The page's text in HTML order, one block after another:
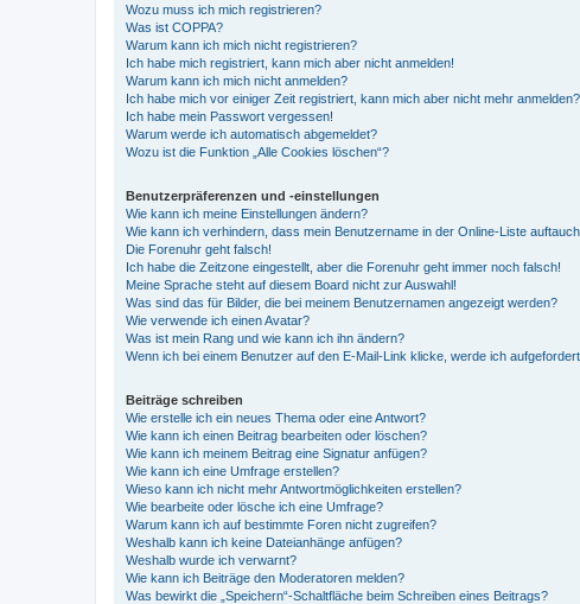
Wozu muss ich mich registrieren?
Was ist COPPA?
Warum kann ich mich nicht registrieren?
Ich habe mich registriert, kann mich aber nicht anmelden!
Warum kann ich mich nicht anmelden?
Ich habe mich vor einiger Zeit registriert, kann mich aber nicht mehr
Ich habe mein Passwort vergessen!
Warum werde ich automatisch abgemeldet?
Wozu ist die Funktion „Alle Cookies löschen“?
Benutzerpräferenzen und -einstellungen
Wie kann ich meine Einstellungen ändern?
Wie kann ich verhindern, dass mein Benutzername in der Online-Liste
Die Forenuhr geht falsch!
Ich habe die Zeitzone eingestellt, aber die Forenuhr geht immer noch falsch!
Meine Sprache steht auf diesem Board nicht zur Auswahl!
Was sind das für Bilder, die bei meinem Benutzernamen angezeigt werden?
Wie verwende ich einen Avatar?
Was ist mein Rang und wie kann ich ihn ändern?
Wenn ich bei einem Benutzer auf den E-Mail-Link klicke, werde ich
Beiträge schreiben
Wie erstelle ich ein neues Thema oder eine Antwort?
Wie kann ich einen Beitrag bearbeiten oder löschen?
Wie kann ich meinem Beitrag eine Signatur anfügen?
Wie kann ich eine Umfrage erstellen?
Wieso kann ich nicht mehr Antwortmöglichkeiten erstellen?
Wie bearbeite oder lösche ich eine Umfrage?
Warum kann ich auf bestimmte Foren nicht zugreifen?
Weshalb kann ich keine Dateianhänge anfügen?
Weshalb wurde ich verwarnt?
Wie kann ich Beiträge den Moderatoren melden?
Was bewirkt die „Speichern“-Schaltfläche beim Schreiben eines Beitrags?